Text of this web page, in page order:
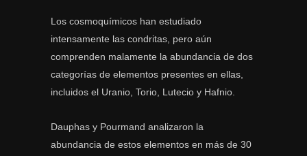
Los cosmoquímicos han estudiado
intensamente las condritas, pero aún
comprenden malamente la abundancia de dos
categorías de elementos presentes en ellas,
incluidos el Uranio, Torio, Lutecio y Hafnio.
Dauphas y Pourmand analizaron la
abundancia de estos elementos en más de 30